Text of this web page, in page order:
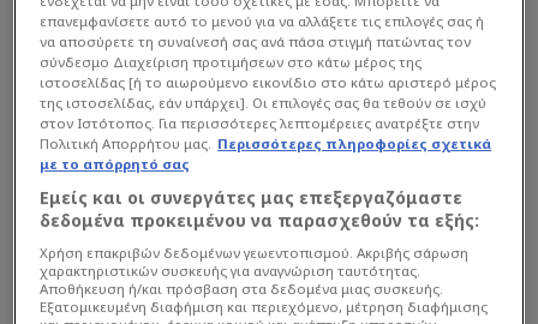
επανεμφανίσετε αυτό το μενού για να αλλάξετε τις επιλογές σας ή
να αποσύρετε τη συναίνεσή σας ανά πάσα στιγμή πατώντας τον
σύνδεσμο Διαχείριση προτιμήσεων στο κάτω μέρος της
ιστοσελίδας [ή το αιωρούμενο εικονίδιο στο κάτω αριστερό μέρος
της ιστοσελίδας, εάν υπάρχει]. Οι επιλογές σας θα τεθούν σε ισχύ
στον Ιστότοπος. Για περισσότερες λεπτομέρειες ανατρέξτε στην
Πολιτική Απορρήτου μας. Περισσότερες πληροφορίες σχετικά
με το απόρρητό σας
Εμείς και οι συνεργάτες μας επεξεργαζόμαστε
δεδομένα προκειμένου να παρασχεθούν τα εξής:
Χρήση επακριβών δεδομένων γεωεντοπισμού. Ακριβής σάρωση
χαρακτηριστικών συσκευής για αναγνώριση ταυτότητας.
Αποθήκευση ή/και πρόσβαση στα δεδομένα μιας συσκευής.
Εξατομικευμένη διαφήμιση και περιεχόμενο, μέτρηση διαφήμισης